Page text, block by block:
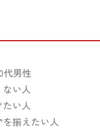
代男性
い人
い人
揃えたい人